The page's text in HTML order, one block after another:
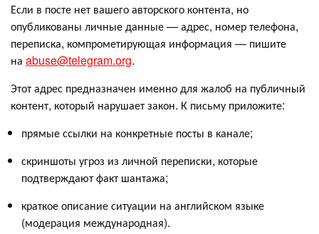
Если в посте нет вашего авторского контента, но
опубликованы личные данные — адрес, номер телефона,
переписка, компрометирующая информация — пишите
на abuse@telegram.org.
Этот адрес предназначен именно для жалоб на публичный
контент, который нарушает закон. К письму приложите:
прямые ссылки на конкретные посты в канале;
скриншоты угроз из личной переписки, которые
подтверждают факт шантажа;
краткое описание ситуации на английском языке
(модерация международная).